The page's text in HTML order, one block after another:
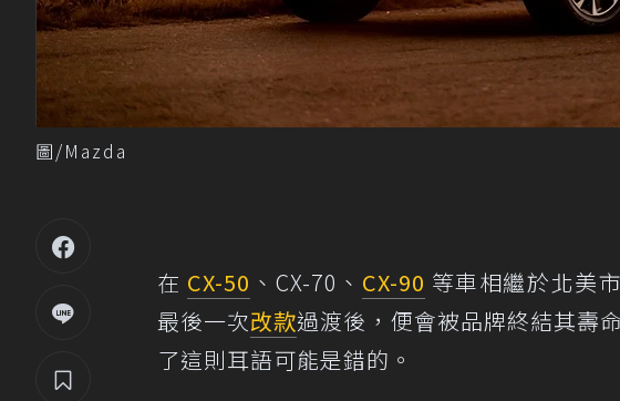
圖/Mazda
在 CX-50 、CX-70、 CX-90 等車相繼於北美
最後一次改款過渡後，便會被品牌終結其壽
了這則耳語可能是錯的。